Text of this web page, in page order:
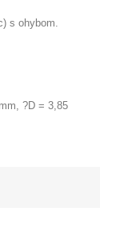
s ohybom.
?D = 3,85